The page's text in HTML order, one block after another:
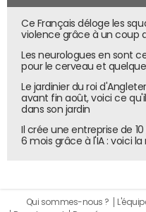
Ce Français déloge les
violence grâce à un coup
Les neurologues en sont
pour le cerveau et
Le jardinier du roi
avant fin août, voici ce
dans son jardin
Il crée une entreprise de
6 mois grâce à l'IA : voici
Qui sommes-nous ?